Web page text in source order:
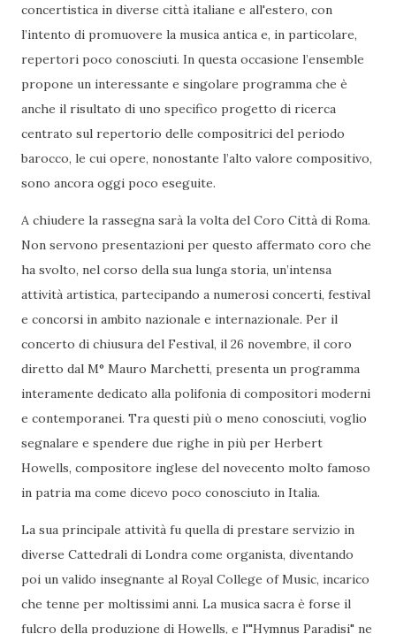
concertistica in diverse città italiane e all'estero, con
l’intento di promuovere la musica antica e, in particolare,
repertori poco conosciuti. In questa occasione l’ensemble
propone un interessante e singolare programma che è
anche il risultato di uno specifico progetto di ricerca
centrato sul repertorio delle compositrici del periodo
barocco, le cui opere, nonostante l’alto valore compositivo,
sono ancora oggi poco eseguite.
A chiudere la rassegna sarà la volta del Coro Città di Roma.
Non servono presentazioni per questo affermato coro che
ha svolto, nel corso della sua lunga storia, un’intensa
attività artistica, partecipando a numerosi concerti, festival
e concorsi in ambito nazionale e internazionale. Per il
concerto di chiusura del Festival, il 26 novembre, il coro
diretto dal M° Mauro Marchetti, presenta un programma
interamente dedicato alla polifonia di compositori moderni
e contemporanei. Tra questi più o meno conosciuti, voglio
segnalare e spendere due righe in più per Herbert
Howells, compositore inglese del novecento molto famoso
in patria ma come dicevo poco conosciuto in Italia.
La sua principale attività fu quella di prestare servizio in
diverse Cattedrali di Londra come organista, diventando
poi un valido insegnante al Royal College of Music, incarico
che tenne per moltissimi anni. La musica sacra è forse il
fulcro della produzione di Howells, e l'"Hymnus Paradisi" ne